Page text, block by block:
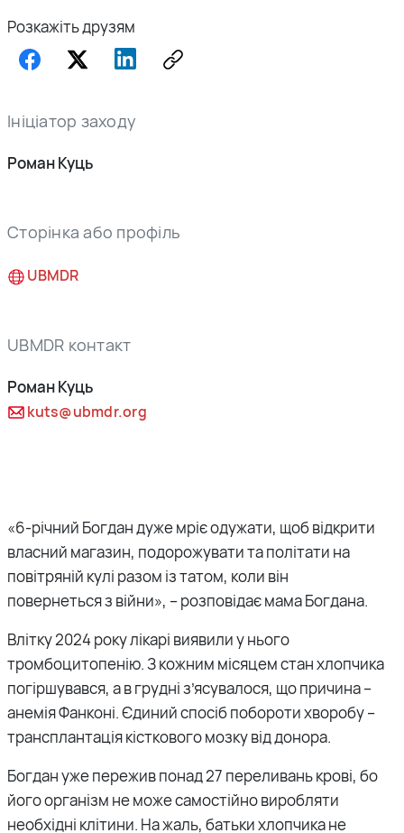
Розкажіть друзям
«6-річний Богдан дуже мріє одужати, щоб відкрити
власний магазин, подорожувати та політати на
повітряній кулі разом із татом, коли він
повернеться з війни», – розповідає мама Богдана.
Влітку 2024 року лікарі виявили у нього
тромбоцитопенію. З кожним місяцем стан хлопчика
погіршувався, а в грудні з’ясувалося, що причина –
анемія Фанконі. Єдиний спосіб побороти хворобу –
трансплантація кісткового мозку від донора.
Богдан уже пережив понад 27 переливань крові, бо
його організм не може самостійно виробляти
необхідні клітини. На жаль, батьки хлопчика не
Ініціатор заходу
Роман Куць
Сторінка або профіль
UBMDR
UBMDR контакт
Роман Куць
kuts@ubmdr.org